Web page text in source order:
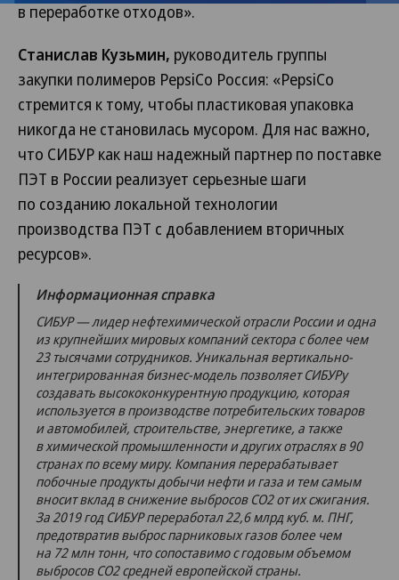
в переработке отходов».
Станислав Кузьмин, руководитель группы
закупки полимеров PepsiCo Россия: «PepsiCo
стремится к тому, чтобы пластиковая упаковка
никогда не становилась мусором. Для нас важно,
что СИБУР как наш надежный партнер по поставке
ПЭТ в России реализует серьезные шаги
по созданию локальной технологии
производства ПЭТ с добавлением вторичных
ресурсов».
Информационная справка
СИБУР — лидер нефтехимической отрасли России и одна
из крупнейших мировых компаний сектора с более чем
23 тысячами сотрудников. Уникальная вертикально-
интегрированная бизнес-модель позволяет СИБУРу
создавать высококонкурентную продукцию, которая
используется в производстве потребительских товаров
и автомобилей, строительстве, энергетике, а также
в химической промышленности и других отраслях в 90
странах по всему миру. Компания перерабатывает
побочные продукты добычи нефти и газа и тем самым
вносит вклад в снижение выбросов СО2 от их сжигания.
За 2019 год СИБУР переработал 22,6 млрд куб. м. ПНГ,
предотвратив выброс парниковых газов более чем
на 72 млн тонн, что сопоставимо с годовым объемом
выбросов СО2 средней европейской страны.